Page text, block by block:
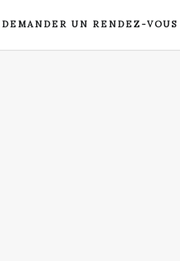
DEMANDER UN RENDEZ-VOUS